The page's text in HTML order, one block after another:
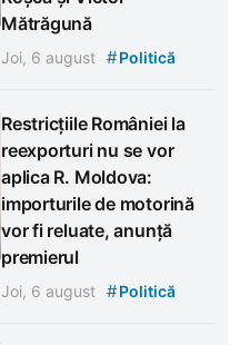
Mătrăgună
Joi, 6 august #Politică
Restricțiile României la
reexporturi nu se vor
aplica R. Moldova:
importurile de motorină
vor fi reluate, anunță
premierul
Joi, 6 august #Politică